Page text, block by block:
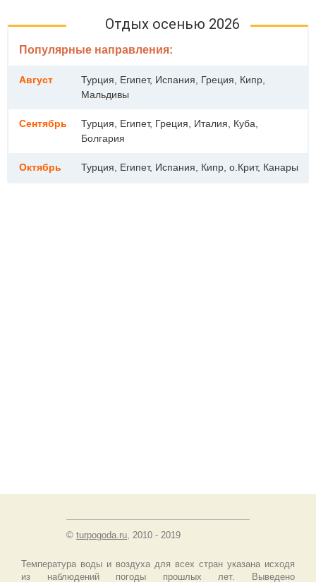
Отдых осенью 2026
Популярные направления:
Август
Турция, Египет, Испания, Греция, Кипр,
Мальдивы
Сентябрь
Турция, Египет, Греция, Италия, Куба,
Болгария
Октябрь Турция, Египет, Испания, Кипр, о.Крит, Канары
© turpogoda.ru, 2010 - 2019
Температура воды и воздуха для всех стран указана исходя
из наблюдений погоды прошлых лет. Выведено